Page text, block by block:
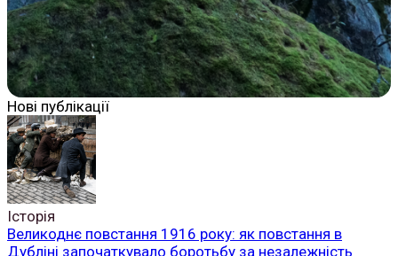
Нові публікації
Історія
Великоднє повстання 1916 року: як повстання в
Дубліні започаткувало боротьбу за незалежність